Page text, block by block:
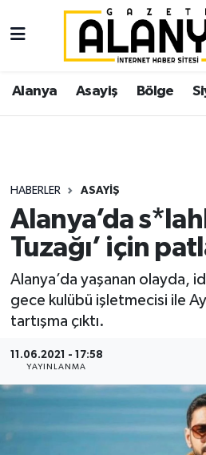
Alanya Asayiş Bölge
HABERLER ASAYIŞ
Alanya’da
Tuzağı’ için
Alanya’da yaşanan olayda,
gece kulübü işletmecisi ile
tartışma çıktı.
11.06.2021 - 17:58
YAYINLANMA
Alanya
Asayiş
Siyaset
Spor
Turizm
Ekonomi
İstanbul Nöbetçi
İstanbul Hava Durumu
Süper Lig Puan Durumu
Tüm Manşetler
Son Dakika Haberleri
Haber Arşivi